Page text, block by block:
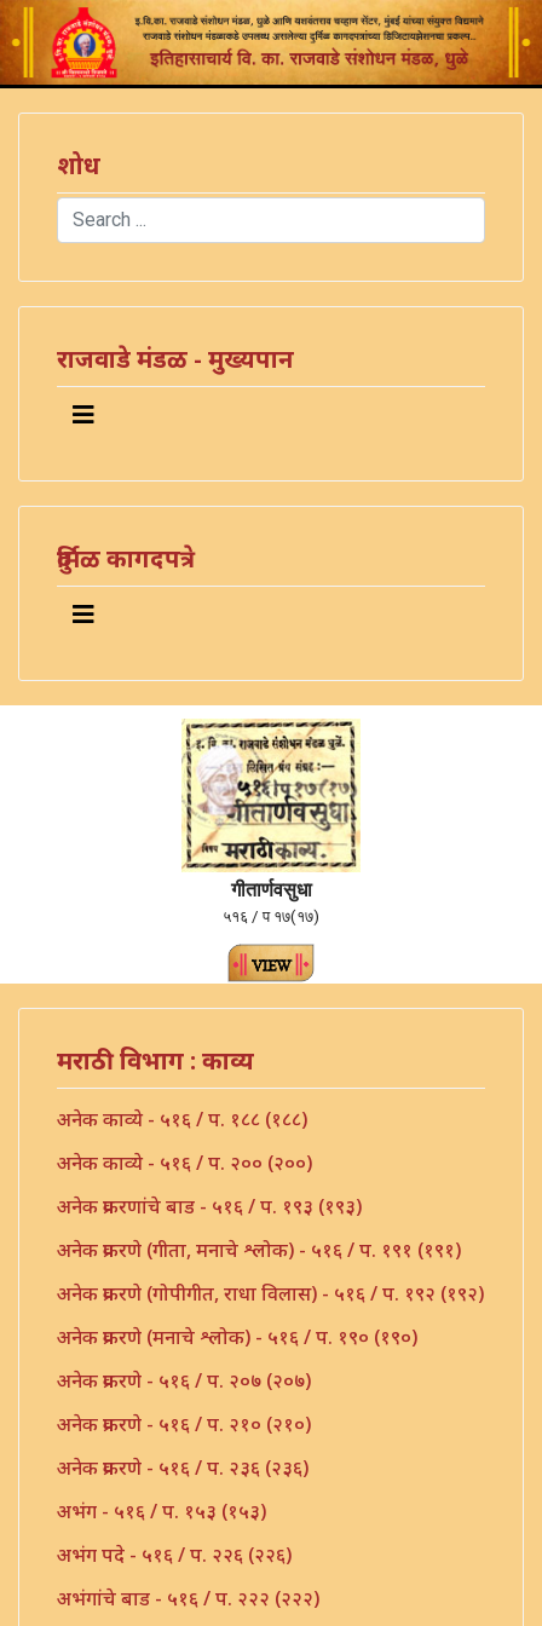
शोध
Search
राजवाडे मंडळ - मुख्यपान
दुर्मिळ कागदपत्रे
गीतार्णवसुधा
५१६ / प १७(१७)
मराठी विभाग : काव्य
अनेक काव्ये - ५१६ / प. १८८ (१८८)
अनेक काव्ये - ५१६ / प. २०० (२००)
अनेक प्रकरणांचे बाड - ५१६ / प. १९३ (१९३)
अनेक प्रकरणे (गीता, मनाचे श्लोक) - ५१६ / प. १९१ (१९१)
अनेक प्रकरणे (गोपीगीत, राधा विलास) - ५१६ / प. १९२ (१९२)
अनेक प्रकरणे (मनाचे श्लोक) - ५१६ / प. १९० (१९०)
अनेक प्रकरणे - ५१६ / प. २०७ (२०७)
अनेक प्रकरणे - ५१६ / प. २१० (२१०)
अनेक प्रकरणे - ५१६ / प. २३६ (२३६)
अभंग - ५१६ / प. १५३ (१५३)
अभंग पदे - ५१६ / प. २२६ (२२६)
अभंगांचे बाड - ५१६ / प. २२२ (२२२)